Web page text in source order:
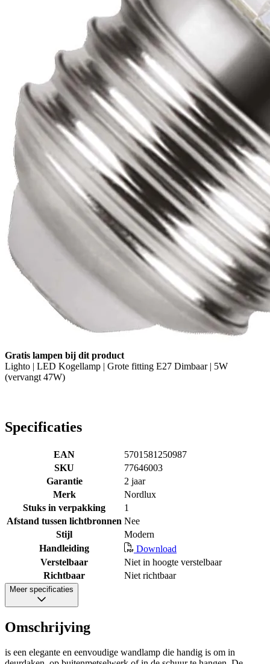
Gratis lampen bij dit product
Lighto | LED Kogellamp | Grote fitting E27 Dimbaar | 5W
(vervangt 47W)
Specificaties
EAN
5701581250987
SKU
77646003
Garantie
2 jaar
Merk
Nordlux
Stuks in verpakking
1
Afstand tussen lichtbronnen Nee
Stijl
Modern
Handleiding
Download
Verstelbaar
Niet in hoogte verstelbaar
Richtbaar
Niet richtbaar
Meer specificaties
Omschrijving
is een elegante en eenvoudige wandlamp die handig is om in